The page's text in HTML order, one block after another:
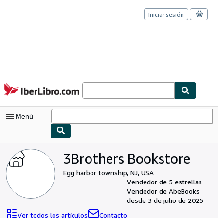
Pasar al contenido principal
IberLibro.com
Iniciar sesión
Menú
Mi cuenta
Consultar mis pedidos
Cerrar sesión
3Brothers Bookstore
Egg harbor township, NJ, USA
Vendedor de 5 estrellas
Vendedor de AbeBooks
desde 3 de julio de 2025
Ver todos los artículos
Contacto